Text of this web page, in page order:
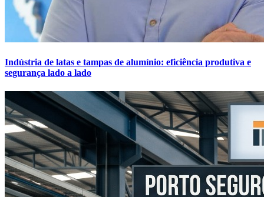
Indústria de latas e tampas de alumínio: eficiência produtiva e
segurança lado a lado